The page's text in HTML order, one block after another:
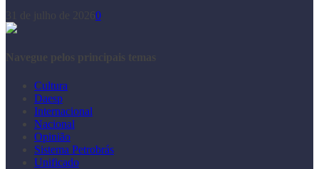
0
Navegue pelos principais temas
Cultura
Daesp
Internacional
Nacional
Opinião
Sistema Petrobrás
Unificado